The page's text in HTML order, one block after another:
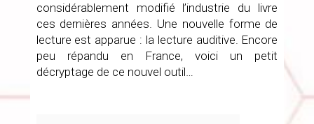
considérablement modifié l’industrie du livre
ces dernières années. Une nouvelle forme de
lecture est apparue : la lecture auditive. Encore
peu répandu en France, voici un petit
décryptage de ce nouvel outil…